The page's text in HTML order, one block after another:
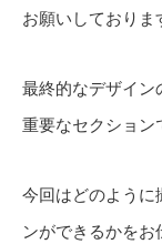
お願いしておりま
最終的なデザイン
重要なセクション
今回はどのように
ンができるかをお